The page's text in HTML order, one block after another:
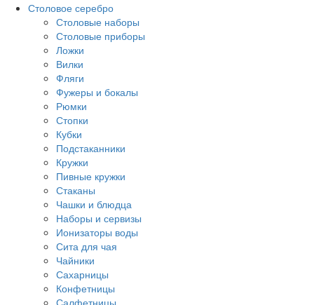
Столовое серебро
Столовые наборы
Столовые приборы
Ложки
Вилки
Фляги
Фужеры и бокалы
Рюмки
Стопки
Кубки
Подстаканники
Кружки
Пивные кружки
Стаканы
Чашки и блюдца
Наборы и сервизы
Ионизаторы воды
Сита для чая
Чайники
Сахарницы
Конфетницы
Салфетницы